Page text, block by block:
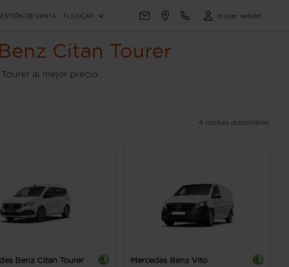
DE VENTA FLEXICAR Iniciar sesión
Citan Tourer
al mejor precio
4 coches disponibles
Benz Citan Tourer
Mercedes Benz Vito